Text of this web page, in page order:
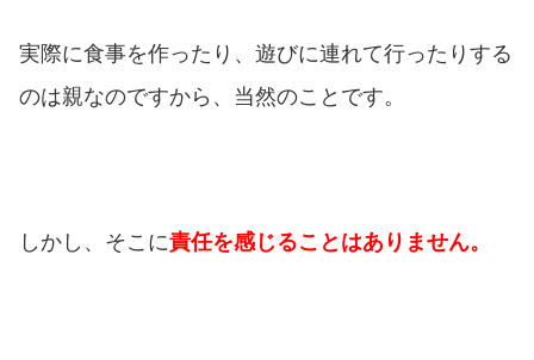
実際に食事を作ったり、遊びに連れて行ったりする
のは親なのですから、当然のことです。
しかし、そこに責任を感じることはありません。